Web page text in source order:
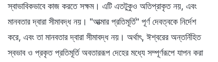
স্বাভাবিকভাবে কাজ করতে সক্ষম। এটি এতটুকুও অতিপ্রাকৃত নয়, এবং
মানবতার দ্বারা সীমাবদ্ধ নয়। "আত্মার প্রতিমূর্তি" পূর্ণ দেবত্বকে নির্দেশ
করে, এবং তা মানবতার দ্বারা সীমাবদ্ধ নয়। অর্থাৎ, ঈশ্বরের অন্তর্নিহিত
স্বভাব ও প্রকৃত প্রতিমূর্তি অবতাররূপ দেহের মধ্যে সম্পূর্ণরূপে যাপন করা